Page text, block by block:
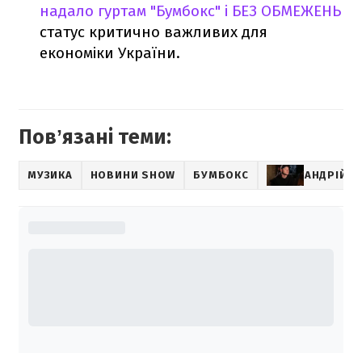
надало гуртам "Бумбокс" і БЕЗ ОБМЕЖЕНЬ
статус критично важливих для
економіки України.
Повʼязані теми:
МУЗИКА НОВИНИ SHOW БУМБОКС АНДРІЙ